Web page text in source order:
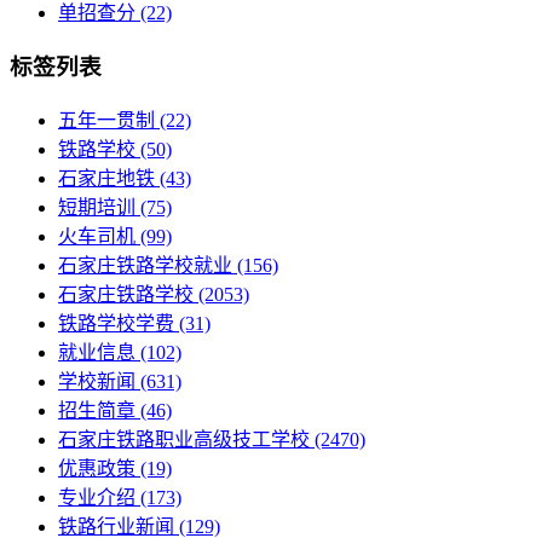
单招查分 (22)
标签列表
五年一贯制 (22)
铁路学校 (50)
石家庄地铁 (43)
短期培训
(75)
火车司机 (99)
石家庄铁路学校就业 (156)
石家庄铁路学校 (2053)
铁路学校学费 (31)
就业信息 (102)
学校新闻 (631)
招生简章 (46)
石家庄铁路职业高级技工学校 (2470)
优惠政策 (19)
专业介绍 (173)
铁路行业新闻 (129)